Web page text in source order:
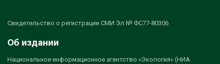
Свидетельство о регистрации СМИ Эл № ФС77-80306
Об издании
Национальное информационное агентство «Экология» (НИА